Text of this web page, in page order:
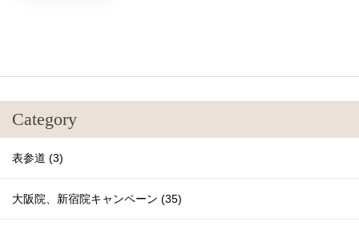
Category
表参道 (3)
大阪院、新宿院キャンペーン (35)